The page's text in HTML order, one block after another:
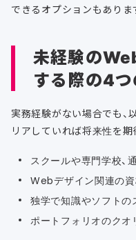
できるオプションもありま
未経験の
する際の4
実務経験がない場合でも、
リアしていれば将来性を期
スクールや専門学校、
Webデザイン関連の
独学で知識やソフトの
ポートフォリオのクオ